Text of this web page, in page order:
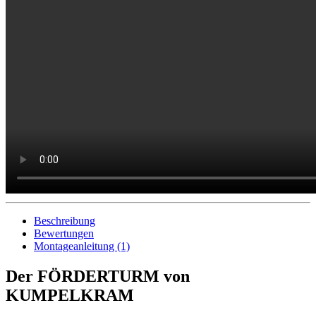
Beschreibung
Bewertungen
Montageanleitung (1)
Der FÖRDERTURM von
KUMPELKRAM